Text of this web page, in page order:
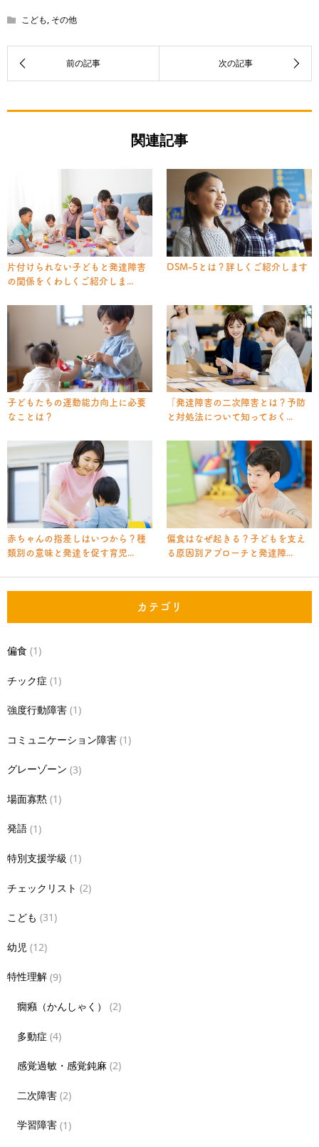
こども, その他
関連記事
片付けられない子どもと発達障害
の関係をくわしくご紹介しま...
DSM-5とは？詳しくご紹介します
子どもたちの運動能力向上に必要
なことは？
「発達障害の二次障害とは？予防
と対処法について知っておく...
赤ちゃんの指差しはいつから？種
類別の意味と発達を促す育児...
偏食はなぜ起きる？子どもを支え
る原因別アプローチと発達障...
カテゴリ
偏食 (1)
チック症 (1)
強度行動障害 (1)
コミュニケーション障害 (1)
グレーゾーン (3)
場面寡黙 (1)
発語 (1)
特別支援学級 (1)
チェックリスト (2)
こども (31)
幼児 (12)
特性理解 (9)
癇癪（かんしゃく） (2)
多動症 (4)
感覚過敏・感覚鈍麻 (2)
二次障害 (2)
学習障害 (1)